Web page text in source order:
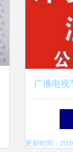
广播电视
办理指
更新时间：